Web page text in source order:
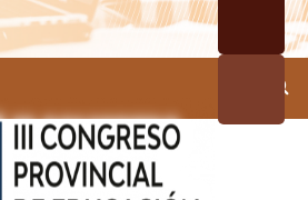
a
Investig